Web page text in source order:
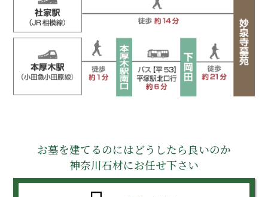
お墓を建てるのにはどうしたら良いのか
神奈川石材にお任せ下さい